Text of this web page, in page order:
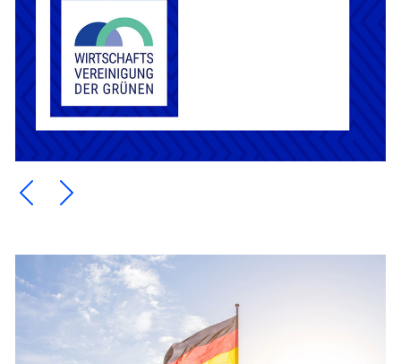
Ein Element zurück blättern
Ein Element weiter blättern